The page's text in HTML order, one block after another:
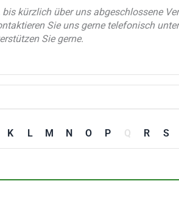
kürzlich über uns abgeschlossene
Sie uns gerne telefonisch
Sie gerne.
K L M N O P Q R S